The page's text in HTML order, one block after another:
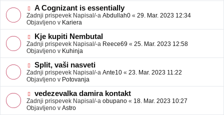
o
b
j
a
v
e
N
o
v
e
o
b
j
a
v
e
A Cognizant is essentially
Zadnji prispevek Napisal/-a Abdullah0 « 29. Mar. 2023 12:34
Objavljeno v Kariera
N
o
v
e
o
b
j
a
v
e
Kje kupiti Nembutal
Zadnji prispevek Napisal/-a Reece69 « 25. Mar. 2023 12:58
Objavljeno v Kuhinja
N
o
v
e
o
b
j
a
Split, vaši nasveti
Zadnji prispevek Napisal/-a Ante10 « 23. Mar. 2023 11:22
Objavljeno v Potovanja
N
o
v
vedezevalka damira kontakt
Zadnji prispevek Napisal/-a obupano « 18. Mar. 2023 10:27
Objavljeno v Astro